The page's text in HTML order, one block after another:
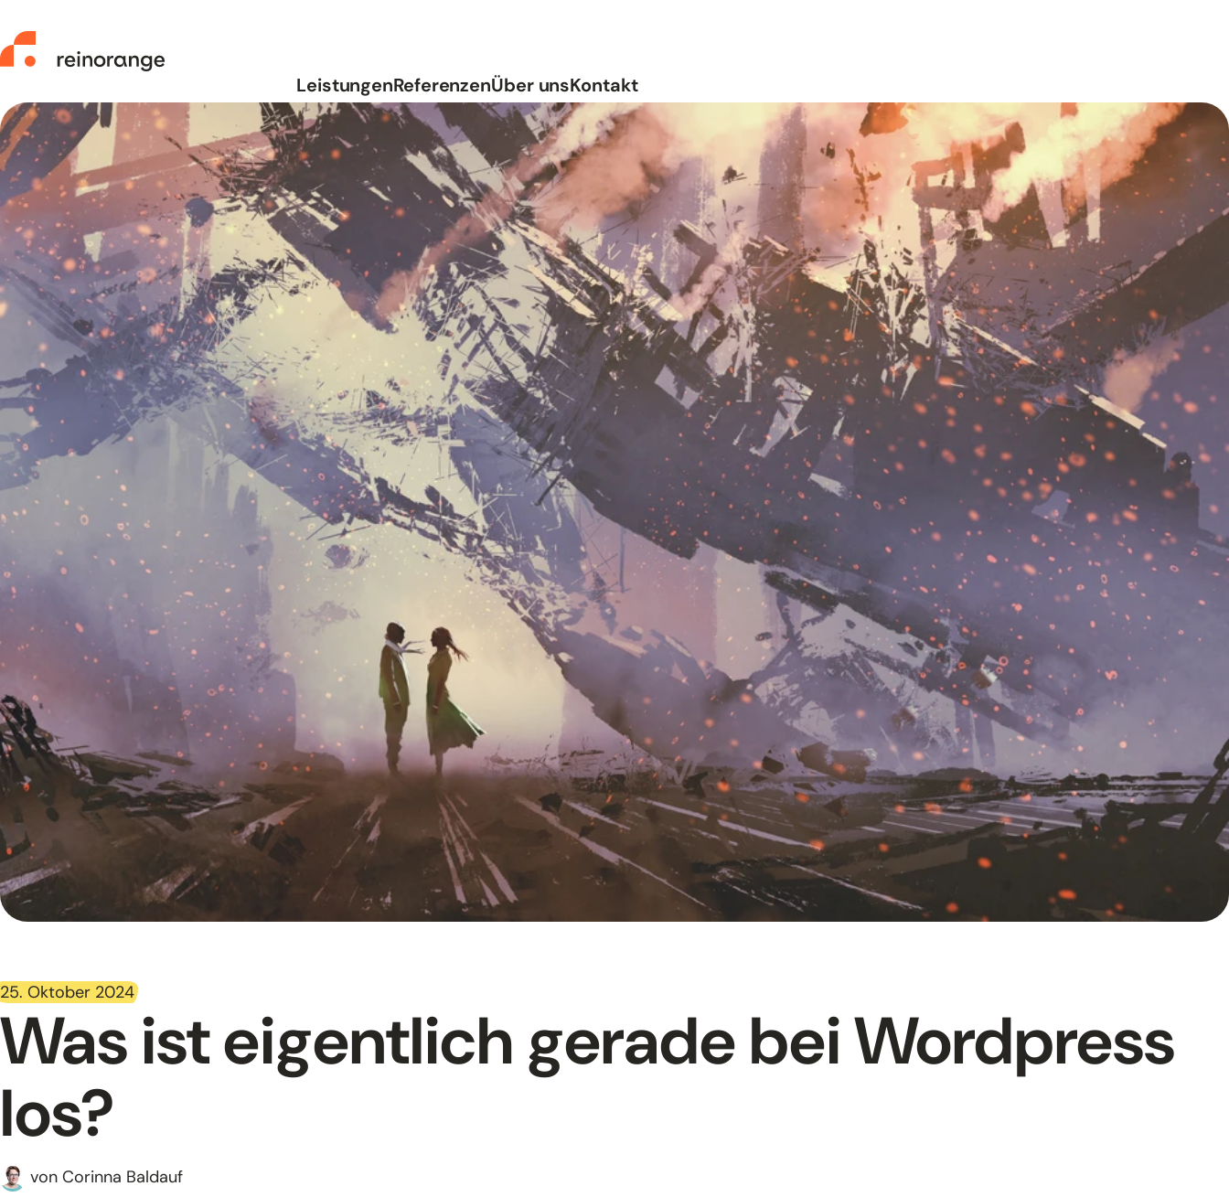
LeistungenReferenzenÜber unsKontakt
Leistungen
Referenzen
Über uns
Kontakt
25. Oktober 2024
Was ist eigentlich gerade bei Wordpress
los?
von Corinna Baldauf